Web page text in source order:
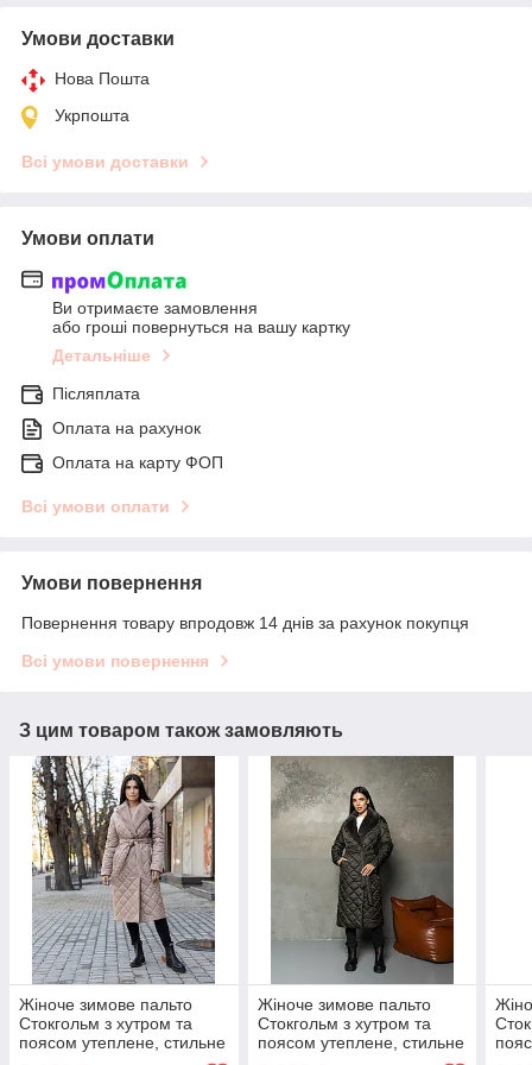
Умови доставки
Нова Пошта
Укрпошта
Всі умови доставки
Умови оплати
Ви отримаєте замовлення
або гроші повернуться на вашу картку
Детальніше
Післяплата
Оплата на рахунок
Оплата на карту ФОП
Всі умови оплати
Умови повернення
Повернення товару впродовж 14 днів за рахунок покупця
Всі умови повернення
З цим товаром також замовляють
Жіноче зимове пальто
Стокгольм з хутром та
поясом утеплене, стильне
Жіноче зимове пальто
Стокгольм з хутром та
поясом утеплене, стильне